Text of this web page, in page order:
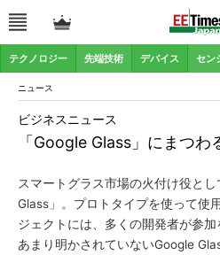
テクノロジー 先端技術 デバイス セン
ニュース
「Google Glass」にまつわ
ビジネスニュース
スマートグラス市場の火付け役と
Glass」。プロトタイプを使って使
ジェクトには、多くの開発者が参
あまり明かされていないGoogle